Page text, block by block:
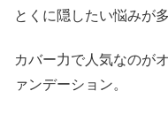
とくに隠したい悩みが
カバー力で人気なのが
ァンデーション。